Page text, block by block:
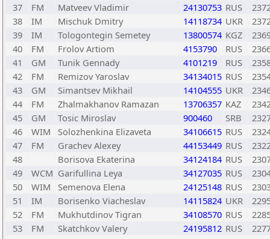
37
FM Matveev Vladimir 24130753 RUS
38
IM Mischuk Dmitry 14118734 UKR
39
IM Tologontegin Semetey 13800574 KGZ
40
FM Frolov Artiom 4153790 RUS
41
GM Tunik Gennady 4101219 RUS
42
FM Remizov Yaroslav 34134015 RUS
43
GM Simantsev Mikhail 14104555 UKR
44
FM Zhalmakhanov Ramazan 13706357 KAZ
45
GM Tosic Miroslav 900460 SRB
46
WIM Solozhenkina Elizaveta 34106615 RUS
47
FM Grachev Alexey 44153449 RUS
48
Borisova Ekaterina 34124184 RUS
49
WCM Garifullina Leya 34127035 RUS
50
WIM Semenova Elena 24125148 RUS
51
IM Borisenko Viacheslav 14115824 UKR
52
FM Mukhutdinov Tigran 34108570 RUS
53
FM Skatchkov Valery 24195812 RUS